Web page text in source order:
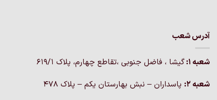
آدرس شعب
شعبه 1:
گيشا ، فاضل جنوبی ،تقاطع چهارم، پلاک 619/1
شعبه 2:
پاسداران – نبش بهارستان یکم – پلاک ۴۷۸